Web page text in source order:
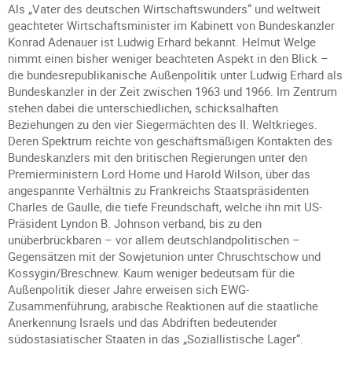
Als „Vater des deutschen Wirtschaftswunders“ und weltweit
geachteter Wirtschaftsminister im Kabinett von Bundeskanzler
Konrad Adenauer ist Ludwig Erhard bekannt. Helmut Welge
nimmt einen bisher weniger beachteten Aspekt in den Blick –
die bundesrepublikanische Außenpolitik unter Ludwig Erhard als
Bundeskanzler in der Zeit zwischen 1963 und 1966. Im Zentrum
stehen dabei die unterschiedlichen, schicksalhaften
Beziehungen zu den vier Siegermächten des II. Weltkrieges.
Deren Spektrum reichte von geschäftsmäßigen Kontakten des
Bundeskanzlers mit den britischen Regierungen unter den
Premierministern Lord Home und Harold Wilson, über das
angespannte Verhältnis zu Frankreichs Staatspräsidenten
Charles de Gaulle, die tiefe Freundschaft, welche ihn mit US-
Präsident Lyndon B. Johnson verband, bis zu den
unüberbrückbaren – vor allem deutschlandpolitischen –
Gegensätzen mit der Sowjetunion unter Chruschtschow und
Kossygin/Breschnew. Kaum weniger bedeutsam für die
Außenpolitik dieser Jahre erweisen sich EWG-
Zusammenführung, arabische Reaktionen auf die staatliche
Anerkennung Israels und das Abdriften bedeutender
südostasiatischer Staaten in das „Soziallistische Lager“.